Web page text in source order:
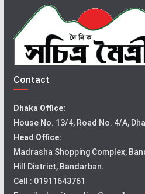
Contact
Dhaka Office:
House No. 13/4, Road No. 4/A,
Head Office:
Madrasha Shopping Complex,
Hill District, Bandarban.
Cell : 01911643761